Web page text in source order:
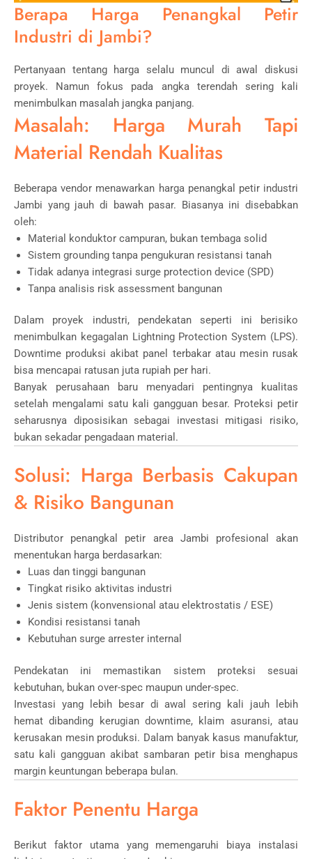
Berapa Harga Penangkal Petir
Industri di Jambi?
Pertanyaan tentang harga selalu muncul di awal diskusi
proyek. Namun fokus pada angka terendah sering kali
menimbulkan masalah jangka panjang.
Masalah: Harga Murah Tapi
Material Rendah Kualitas
Beberapa vendor menawarkan harga penangkal petir industri
Jambi yang jauh di bawah pasar. Biasanya ini disebabkan
oleh:
Material konduktor campuran, bukan tembaga solid
Sistem grounding tanpa pengukuran resistansi tanah
Tidak adanya integrasi surge protection device (SPD)
Tanpa analisis risk assessment bangunan
Dalam proyek industri, pendekatan seperti ini berisiko
menimbulkan kegagalan Lightning Protection System (LPS).
Downtime produksi akibat panel terbakar atau mesin rusak
bisa mencapai ratusan juta rupiah per hari.
Banyak perusahaan baru menyadari pentingnya kualitas
setelah mengalami satu kali gangguan besar. Proteksi petir
seharusnya diposisikan sebagai investasi mitigasi risiko,
bukan sekadar pengadaan material.
Solusi: Harga Berbasis Cakupan
& Risiko Bangunan
Distributor penangkal petir area Jambi profesional akan
menentukan harga berdasarkan:
Luas dan tinggi bangunan
Tingkat risiko aktivitas industri
Jenis sistem (konvensional atau elektrostatis / ESE)
Kondisi resistansi tanah
Kebutuhan surge arrester internal
Pendekatan ini memastikan sistem proteksi sesuai
kebutuhan, bukan over-spec maupun under-spec.
Investasi yang lebih besar di awal sering kali jauh lebih
hemat dibanding kerugian downtime, klaim asuransi, atau
kerusakan mesin produksi. Dalam banyak kasus manufaktur,
satu kali gangguan akibat sambaran petir bisa menghapus
margin keuntungan beberapa bulan.
Faktor Penentu Harga
Berikut faktor utama yang memengaruhi biaya instalasi